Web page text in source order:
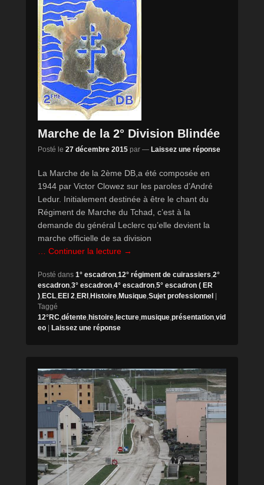
Marche de la 2° Division Blindée
Posté le 27 décembre 2015 par — Laissez une réponse
La Marche de la 2ème DB,a été composée en
1944 par Victor Clowez sur les paroles d’André
Ledur. Initialement destinée à être le chant du
Régiment de Marche du Tchad, c’est à la
demande du général Leclerc qu’elle devient la
marche officielle de sa division
… Continuer la lecture →
Posté dans 1° escadron,12° régiment de cuirassiers,2°
escadron,3° escadron,4° escadron,5° escadron ( ER
),ECL,EEI 2,ERI ,Histoire,Musique,Sujet professionnel
Taggé
12°RC,détente,histoire, lecture,musique,présentation,vid
eo
Laissez une réponse